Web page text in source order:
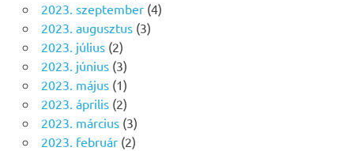
2023. szeptember(4)
2023. augusztus(3)
2023. július(2)
2023. június(3)
2023. május(1)
2023. április(2)
2023. március(3)
2023. február(2)